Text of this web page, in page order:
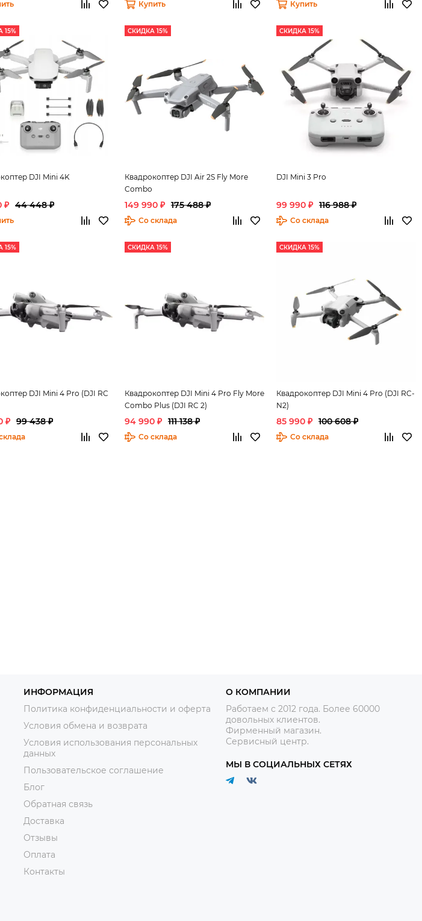
Купить Купить
15%
DJI Mini 4K
₽ 44 448 ₽
СКИДКА 15%
Квадрокоптер DJI Air 2S Fly More
Combo
149 990 ₽ 175 488 ₽
Со склада
СКИДКА 15%
DJI Mini 3 Pro
99 990 ₽ 116 988 ₽
Со склада
15%
DJI Mini 4 Pro (DJI RC
₽ 99 438 ₽
СКИДКА 15%
Квадрокоптер DJI Mini 4 Pro Fly More
Combo Plus (DJI RC 2)
94 990 ₽ 111 138 ₽
Со склада
СКИДКА 15%
Квадрокоптер DJI Mini 4 Pro (DJI RC-
N2)
85 990 ₽ 100 608 ₽
Со склада
ИНФОРМАЦИЯ
Политика конфиденциальности и оферта
Условия обмена и возврата
Условия использования персональных
данных
Пользовательское соглашение
Блог
Обратная связь
Доставка
Отзывы
Оплата
Контакты
О КОМПАНИИ
Работаем с 2012 года. Более 60000
довольных клиентов.
Фирменный магазин.
Сервисный центр.
МЫ В СОЦИАЛЬНЫХ СЕТЯХ